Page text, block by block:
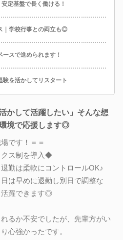
定基盤で長く働ける！
｜学校行事との両立も◎
スで進められます！
験を活かしてリスタート
かして活躍したい」そんな想
境で応援します◎
です！＝＝
ス制を導入◆
勤は柔軟にコントロールOK♪
は早めに退勤し別日で調整な
活躍できます◎
るか不安でしたが、先輩方がい
心強かったです。